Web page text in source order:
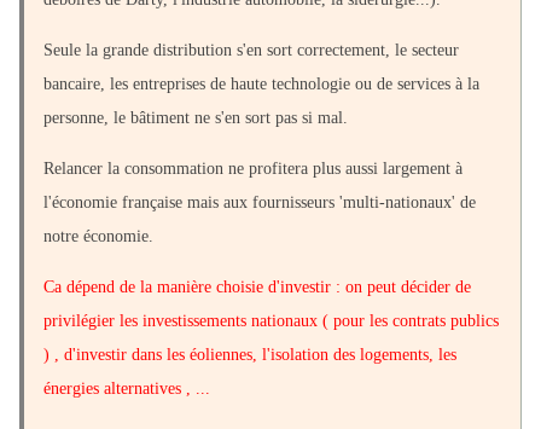
Seule la grande distribution s'en sort correctement, le secteur
bancaire, les entreprises de haute technologie ou de services à la
personne, le bâtiment ne s'en sort pas si mal.
Relancer la consommation ne profitera plus aussi largement à
l'économie française mais aux fournisseurs 'multi-nationaux' de
notre économie.
Ca dépend de la manière choisie d'investir : on peut décider de
privilégier les investissements nationaux ( pour les contrats publics
) , d'investir dans les éoliennes, l'isolation des logements, les
énergies alternatives , ...